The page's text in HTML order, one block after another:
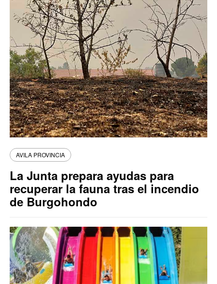
AVILA PROVINCIA
La Junta prepara ayudas para
recuperar la fauna tras el incendio
de Burgohondo